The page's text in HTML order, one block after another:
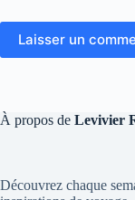
Laisser un
À propos de Levivier
Découvrez chaque